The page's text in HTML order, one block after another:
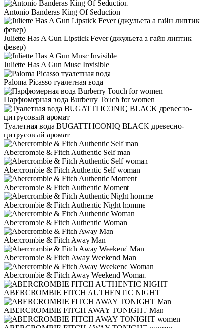
Antonio Banderas King Of Seduction
Juliette Has A Gun Lipstick Fever (джульета а гайн липтик
февер)
Juliette Has A Gun Musc Invisible
Paloma Picasso туалетная вода
Парфюмерная вода Burberry Touch for women
Туалетная вода BUGATTI ICONIQ BLACK древесно-
цитрусовый аромат
Abercrombie & Fitch Authentic Self man
Abercrombie & Fitch Authentic Self woman
Abercrombie & Fitch Authentic Moment
Abercrombie & Fitch Authentic Night homme
Abercrombie & Fitch Authentic Woman
Abercrombie & Fitch Away Man
Abercrombie & Fitch Away Weekend Man
Abercrombie & Fitch Away Weekend Woman
ABERCROMBIE FITCH AUTHENTIC NIGHT
ABERCROMBIE FITCH AWAY TONIGHT Man